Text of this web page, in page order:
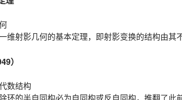
维射影几何的基本定理，即射影变换的结构由
）
数结构